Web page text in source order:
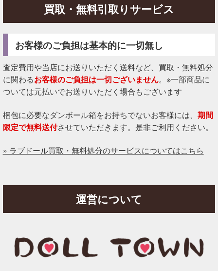
買取・無料引取りサービス
お客様のご負担は基本的に一切無し
査定費用や当店にお送りいただく送料など、買取・無料処分
に関わるお客様のご負担は一切ございません。※一部商品に
ついては元払いでお送りいただく場合もございます
梱包に必要なダンボール箱をお持ちでないお客様には、 期間
限定で無料送付させていただきます。是非ご利用ください。
» ラブドール買取・無料処分のサービスについてはこちら
運営について